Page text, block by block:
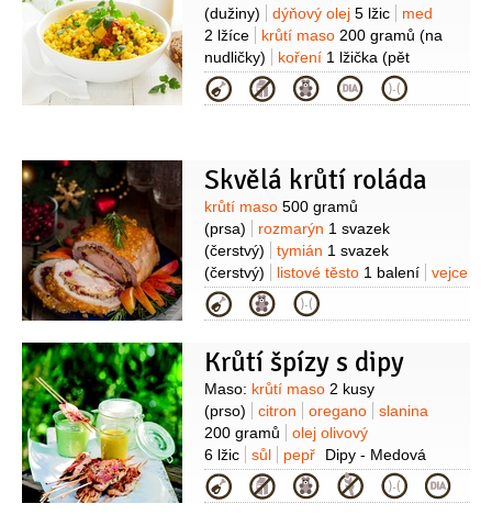
(dužiny) dýňový olej 5 lžic
med
2 lžíce
krůtí maso 200 gramů (na
nudličky)
koření 1 lžička (pět
vůní)
ořechy vlašské
100 gramů
semínka dýňová
(směs, např munga či cizrny)
Kategorie
Skvělá krůtí roláda
Suroviny
krůtí maso 500 gramů
(prsa)
rozmarýn 1 svazek
(čerstvý)
tymián 1 svazek
(čerstvý)
listové těsto 1 balení
vejce
1 kus
sůl pepř
(kousek)
šťáva100 mililitrů
karotka2 svazky
Kategorie
Krůtí špízy s dipy
Suroviny
Maso: krůtí maso 2 kusy
(prso)
citron oregano
slanina
200 gramů
olej olivový
6 lžic
sůl pepř
Dipy - Medová
hořičce: hořčice dijonská
50 mililitrů
majonéza
Kategorie